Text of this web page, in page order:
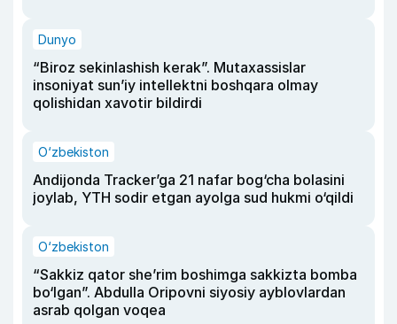
Dunyo
“Biroz sekinlashish kerak”. Mutaxassislar
insoniyat sun’iy intellektni boshqara olmay
qolishidan xavotir bildirdi
O‘zbekiston
Andijonda Tracker’ga 21 nafar bog‘cha bolasini
joylab, YTH sodir etgan ayolga sud hukmi o‘qildi
O‘zbekiston
“Sakkiz qator she’rim boshimga sakkizta bomba
bo‘lgan”. Abdulla Oripovni siyosiy ayblovlardan
asrab qolgan voqea